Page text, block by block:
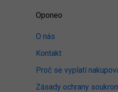
Oponeo
O nás
Kontakt
Proč se vyplatí
Zásady ochrany